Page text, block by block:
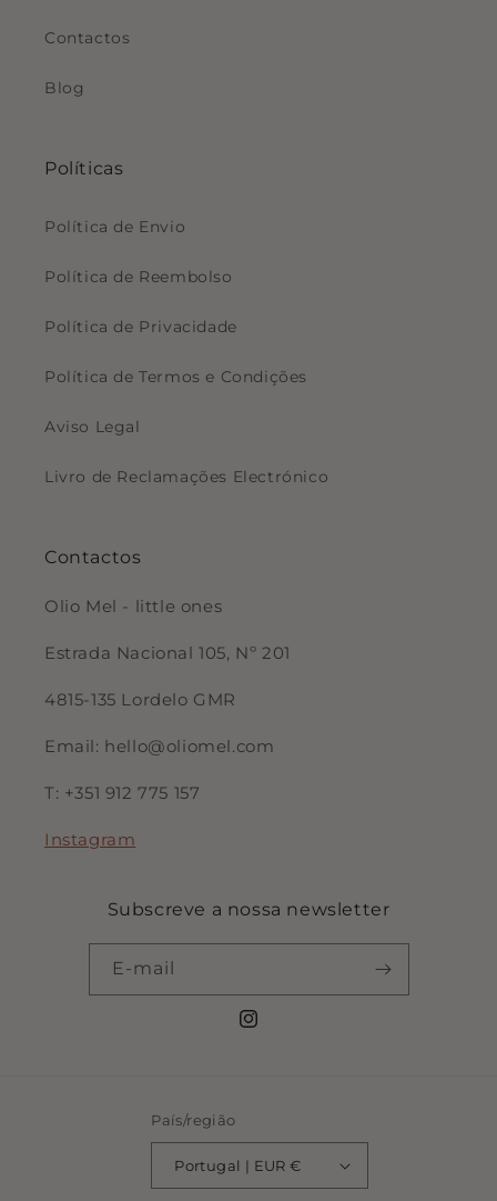
Contactos
Blog
Políticas
Política de Envio
Política de Reembolso
Política de Privacidade
Política de Termos e Condições
Aviso Legal
Livro de Reclamações Electrónico
Contactos
Olio Mel - little ones
Estrada Nacional 105, Nº 201
4815-135 Lordelo GMR
Email: hello@oliomel.com
T: +351 912 775 157
Instagram
Subscreve a nossa newsletter
E-mail
Instagram
País/região
Portugal | EUR €